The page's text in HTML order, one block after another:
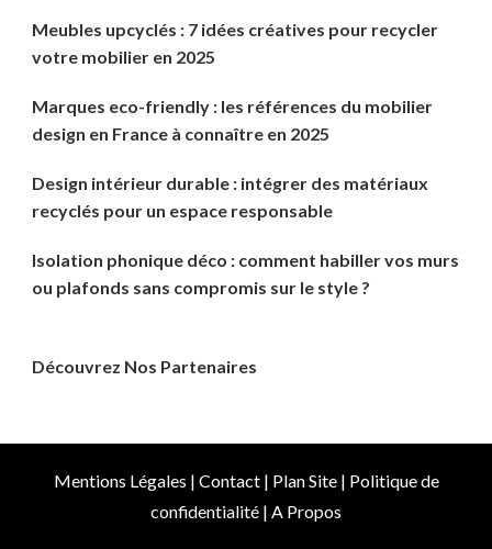
Meubles upcyclés : 7 idées créatives pour recycler
votre mobilier en 2025
Marques eco-friendly : les références du mobilier
design en France à connaître en 2025
Design intérieur durable : intégrer des matériaux
recyclés pour un espace responsable
Isolation phonique déco : comment habiller vos murs
ou plafonds sans compromis sur le style ?
Découvrez Nos Partenaires
Mentions Légales | Contact| Plan Site| Politique de
confidentialité | A Propos